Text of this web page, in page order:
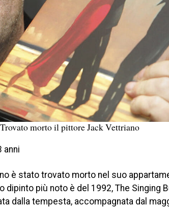
Trovato morto il pittore Jack Vettriano
anni
è stato trovato morto nel suo
più noto è del 1992, The Singing
dalla tempesta, accompagnata dal